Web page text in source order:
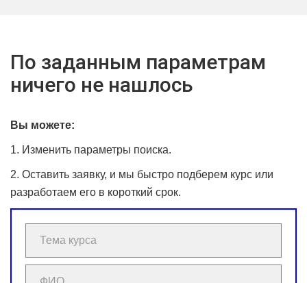
По заданным параметрам
ничего не нашлось
Вы можете:
1. Изменить параметры поиска.
2. Оставить заявку, и мы быстро подберем курс или
разработаем его в короткий срок.